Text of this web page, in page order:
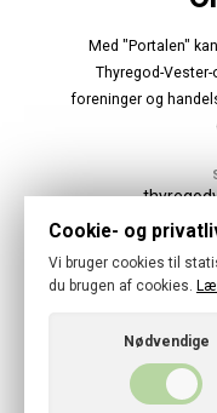
Med "Portalen"
Thyregod-
foreninger og
Cookie- og
Vi bruger cookies til
du brugen af cookies.
Nødvendige